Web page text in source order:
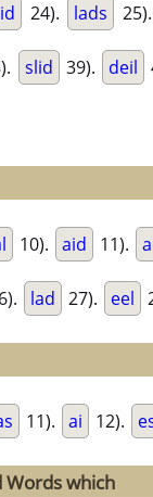
24). lads 25).
slid 39). deil
10). aid 11).
lad 27). eel
11). ai 12).
Words which